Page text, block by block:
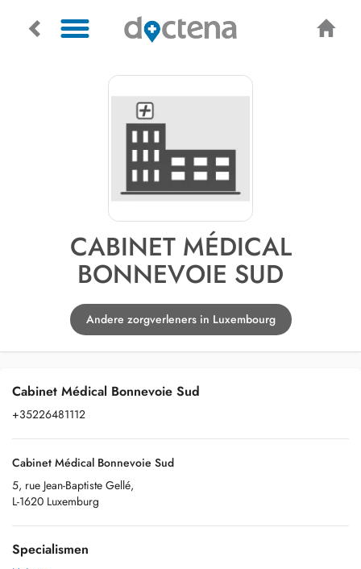
CABINET MÉDICAL
BONNEVOIE SUD
Andere zorgverleners in Luxembourg
Cabinet Médical Bonnevoie Sud
+35226481112
Cabinet Médical Bonnevoie Sud
5, rue Jean-Baptiste Gellé,
L-1620 Luxemburg
Specialismen